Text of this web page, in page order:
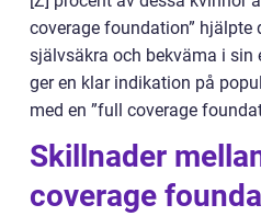
coverage foundation” hjälpte
självsäkra och bekväma i sin
ger en klar indikation på
med en ”full coverage
Skillnader
coverage